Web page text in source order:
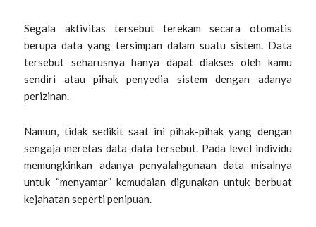
Segala aktivitas tersebut terekam secara otomatis
berupa data yang tersimpan dalam suatu sistem. Data
tersebut seharusnya hanya dapat diakses oleh kamu
sendiri atau pihak penyedia sistem dengan adanya
perizinan.
Namun, tidak sedikit saat ini pihak-pihak yang dengan
sengaja meretas data-data tersebut. Pada level individu
memungkinkan adanya penyalahgunaan data misalnya
untuk “menyamar” kemudaian digunakan untuk berbuat
kejahatan seperti penipuan.